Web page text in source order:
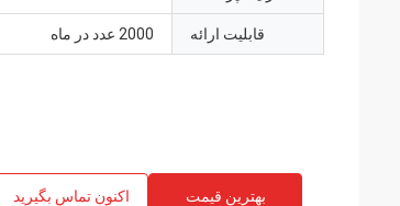
قابلیت ارائه 2000 عدد در ماه
بهترین قیمت اکنون تماس بگیرید